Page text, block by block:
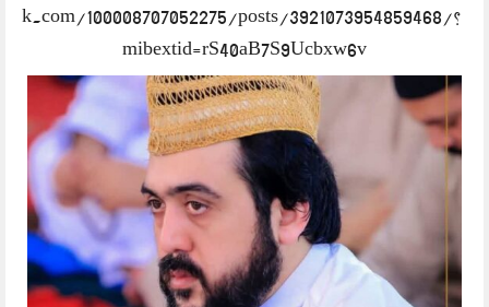
100008707052275/posts/3921073954859468/?
mibextid=rS40aB7S9Ucbxw6v